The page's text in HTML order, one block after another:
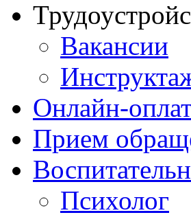
Вакансии
Онлайн-
Прием
Психолог